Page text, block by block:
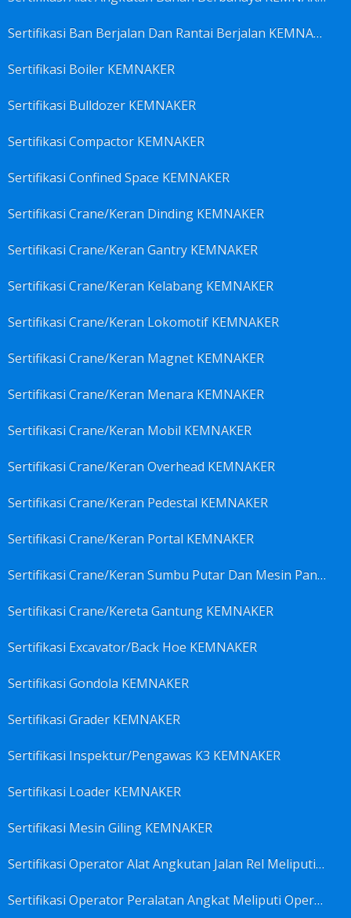
Sertifikasi Ban Berjalan Dan Rantai Berjalan KEMNAKER
Sertifikasi Boiler KEMNAKER
Sertifikasi Bulldozer KEMNAKER
Sertifikasi Compactor KEMNAKER
Sertifikasi Confined Space KEMNAKER
Sertifikasi Crane/Keran Dinding KEMNAKER
Sertifikasi Crane/Keran Gantry KEMNAKER
Sertifikasi Crane/Keran Kelabang KEMNAKER
Sertifikasi Crane/Keran Lokomotif KEMNAKER
Sertifikasi Crane/Keran Magnet KEMNAKER
Sertifikasi Crane/Keran Menara KEMNAKER
Sertifikasi Crane/Keran Mobil KEMNAKER
Sertifikasi Crane/Keran Overhead KEMNAKER
Sertifikasi Crane/Keran Pedestal KEMNAKER
Sertifikasi Crane/Keran Portal KEMNAKER
Sertifikasi Crane/Keran Sumbu Putar Dan Mesin Pancang KEMNAKER
Sertifikasi Crane/Kereta Gantung KEMNAKER
Sertifikasi Excavator/Back Hoe KEMNAKER
Sertifikasi Gondola KEMNAKER
Sertifikasi Grader KEMNAKER
Sertifikasi Inspektur/Pengawas K3 KEMNAKER
Sertifikasi Loader KEMNAKER
Sertifikasi Mesin Giling KEMNAKER
Sertifikasi Operator Alat Angkutan Jalan Rel Meliputi Operator Lokomotif Dan Lori KEMNAKER
Sertifikasi Operator Peralatan Angkat Meliputi Operator Dongkrak Mekanik (Lier) KEMNAKER